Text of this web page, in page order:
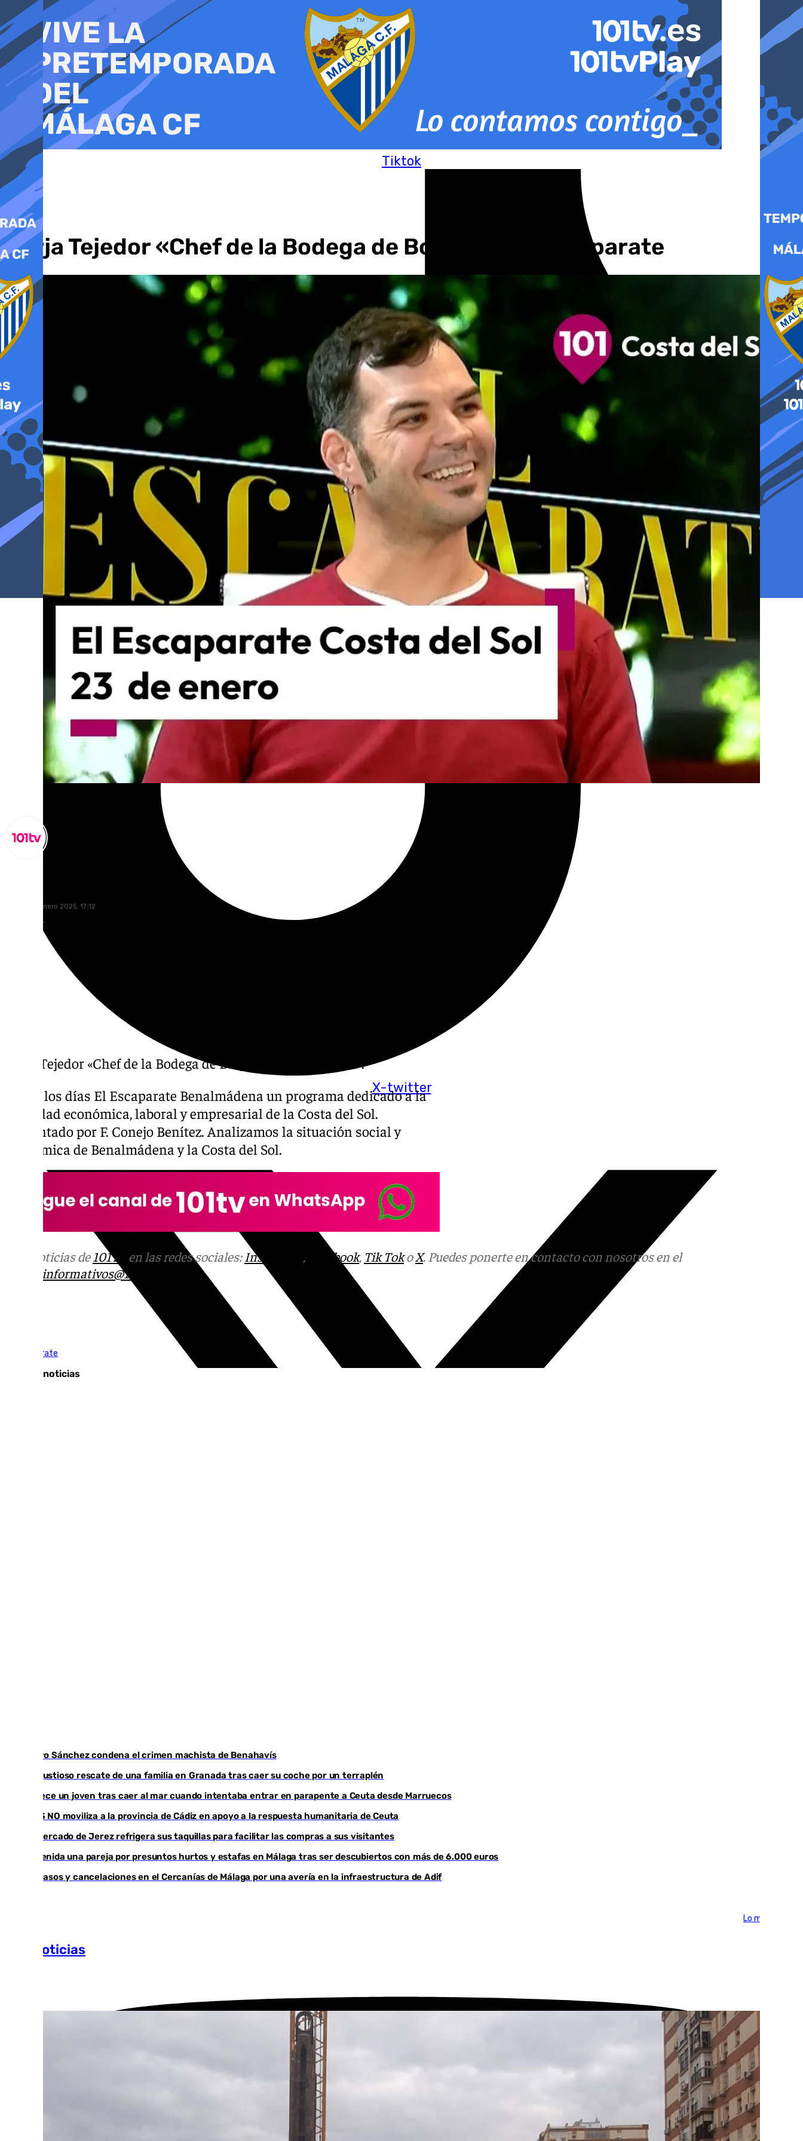
al
contenido
Tiktok
X-twitter
Borja Tejedor «Chef de la Bodega de Borja» en el Escaparate
jueves, 23 enero 2025, 17:12
Compartir:
Borja Tejedor «Chef de la Bodega de Borja» en el Escaparate .
Todos los días El Escaparate Benalmádena un programa dedicado a la
actividad económica, laboral y empresarial de la Costa del Sol.
Presentado por F. Conejo Benítez. Analizamos la situación social y
económica de Benalmádena y la Costa del Sol.
Más noticias de 101TV en las redes sociales: Instagram , Facebook, Tik TokoX. Puedes ponerte en contacto con nosotros en el
informativos@101tv.es
El Escaparate
Últimas noticias
Pedro Sánchez condena el crimen machista de Benahavís
Angustioso rescate de una familia en Granada tras caer su coche por un terraplén
Fallece un joven tras caer al mar cuando intentaba entrar en parapente a Ceuta desde Marruecos
CIES NO moviliza a la provincia de Cádiz en apoyo a la respuesta humanitaria de Ceuta
El mercado de Jerez refrigera sus taquillas para facilitar las compras a sus visitantes
Detenida una pareja por presuntos hurtos y estafas en Málaga tras ser descubiertos con más de 6.000 euros
Retrasos y cancelaciones en el Cercanías de Málaga por una avería en la infraestructura de Adif
Lo más visto >
Más noticias